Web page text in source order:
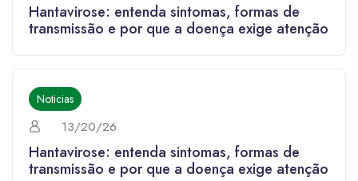
Hantavirose: entenda sintomas, formas de
transmissão e por que a doença exige atenção
Noticias
13/20/26
Hantavirose: entenda sintomas, formas de
transmissão e por que a doença exige atenção